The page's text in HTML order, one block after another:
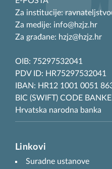
Za institucije:
Za medije: info@hzjz.hr
Za građane: hzjz@hzjz.hr
OIB: 75297532041
PDV ID: HR75297532041
IBAN: HR12 1001 0051
BIC (SWIFT) CODE
Hrvatska narodna banka
Linkovi
Suradne ustanove